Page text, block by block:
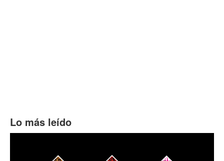
Lo más leído